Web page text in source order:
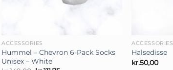
ACCESSORIES
Hummel – Chevron 6-Pack Socks
Unisex – White
ACCESSORIES
Halsedisse
kr.50,00